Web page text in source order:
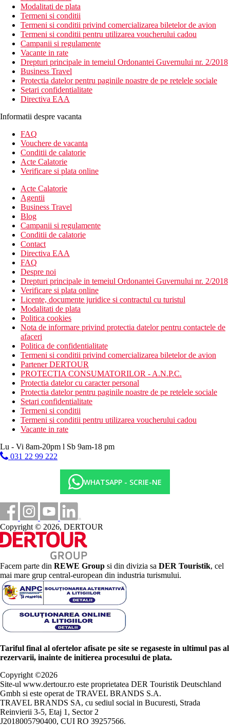
Modalitati de plata
Termeni si conditii
Termeni si conditii privind comercializarea biletelor de avion
Termeni si conditii pentru utilizarea voucherului cadou
Campanii si regulamente
Vacante in rate
Drepturi principale in temeiul Ordonantei Guvernului nr. 2/2018
Business Travel
Protectia datelor pentru paginile noastre de pe retelele sociale
Setari confidentialitate
Directiva EAA
Informatii despre vacanta
FAQ
Vouchere de vacanta
Conditii de calatorie
Acte Calatorie
Verificare si plata online
Acte Calatorie
Agentii
Business Travel
Blog
Campanii si regulamente
Conditii de calatorie
Contact
Directiva EAA
FAQ
Despre noi
Drepturi principale in temeiul Ordonantei Guvernului nr. 2/2018
Verificare si plata online
Licente, documente juridice si contractul cu turistul
Modalitati de plata
Politica cookies
Nota de informare privind protectia datelor pentru contactele de
afaceri
Politica de confidentialitate
Termeni si conditii privind comercializarea biletelor de avion
Partener DERTOUR
PROTECTIA CONSUMATORILOR - A.N.P.C.
Protectia datelor cu caracter personal
Protectia datelor pentru paginile noastre de pe retelele sociale
Setari confidentialitate
Termeni si conditii
Termeni si conditii pentru utilizarea voucherului cadou
Vacante in rate
Lu - Vi 8am-20pm l Sb 9am-18 pm
031 22 99 222
WHATSAPP - SCRIE-NE
Copyright © 2026, DERTOUR
Facem parte din REWE Group si din divizia sa DER Touristik, cel
mai mare grup central-european din industria turismului.
Tariful final al ofertelor afisate pe site se regaseste in ultimul pas al
rezervarii, inainte de initierea procesului de plata.
Copyright ©2026
Site-ul www.dertour.ro este proprietatea DER Touristik Deutschland
Gmbh si este operat de TRAVEL BRANDS S.A.
TRAVEL BRANDS SA, cu sediul social in Bucuresti, Strada
Reinvierii 3-5, Etaj 1, Sector 2
J2018005790400, CUI RO 39257566.